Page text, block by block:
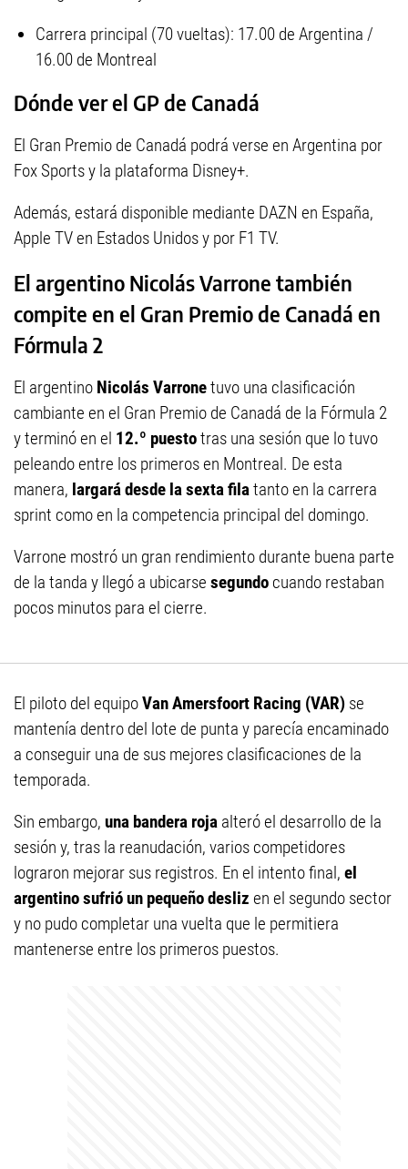
Carrera principal (70 vueltas): 17.00 de Argentina /
16.00 de Montreal
Dónde ver el GP de Canadá
El Gran Premio de Canadá podrá verse en Argentina por
Fox Sports y la plataforma Disney+.
Además, estará disponible mediante DAZN en España,
Apple TV en Estados Unidos y por F1 TV.
El argentino Nicolás Varrone también
compite en el Gran Premio de Canadá en
Fórmula 2
El argentino Nicolás Varronetuvo una clasificación
cambiante en el Gran Premio de Canadá de la Fórmula 2
y terminó en el 12.º puestotras una sesión que lo tuvo
peleando entre los primeros en Montreal. De esta
manera, largará desde la sexta filatanto en la carrera
sprint como en la competencia principal del domingo.
Varrone mostró un gran rendimiento durante buena parte
de la tanda y llegó a ubicarse segundo cuando restaban
pocos minutos para el cierre.
El piloto del equipoVan Amersfoort Racing (VAR) se
mantenía dentro del lote de punta y parecía encaminado
a conseguir una de sus mejores clasificaciones de la
temporada.
Sin embargo, una bandera roja alteró el desarrollo de la
sesión y, tras la reanudación, varios competidores
lograron mejorar sus registros. En el intento final, el
argentino sufrió un pequeño desliz en el segundo sector
y no pudo completar una vuelta que le permitiera
mantenerse entre los primeros puestos.